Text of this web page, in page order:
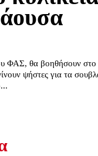
ΦΑΣ, θα βοηθήσουν στο
ψήστες για τα